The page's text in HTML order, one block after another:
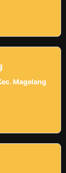
Magelang